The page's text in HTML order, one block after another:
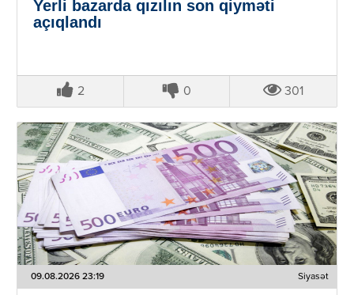
Yerli bazarda qızılın son qiyməti
açıqlandı
2 0 301
09.08.2026 23:19 Siyasət